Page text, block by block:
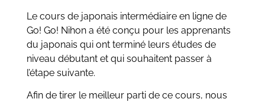
Le cours de japonais intermédiaire en ligne de
Go! Go! Nihona été conçu pour les apprenants
du japonais qui ont terminé leurs études de
niveau débutant et qui souhaitent passer à
l’étape suivante.
Afin de tirer le meilleur parti de ce cours, nous